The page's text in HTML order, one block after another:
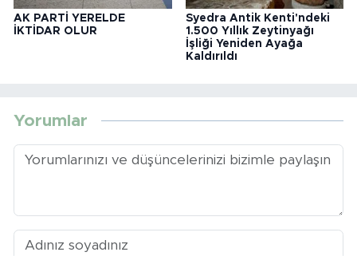
AK PARTİ YERELDE
İKTİDAR OLUR
Syedra Antik Kenti'ndeki
1.500 Yıllık Zeytinyağı
İşliği Yeniden Ayağa
Kaldırıldı
Yorumlar